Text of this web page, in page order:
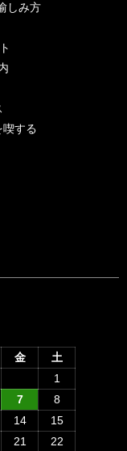
しみ方
喫する
金
土
1
7
8
14
15
21 22